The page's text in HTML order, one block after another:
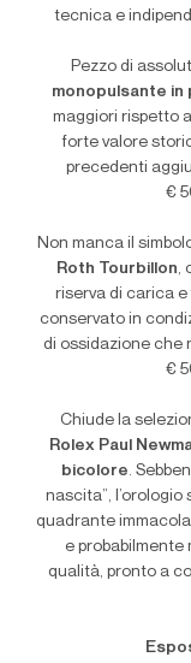
tecnica e
Pezzo di
monopulsante in
maggiori rispetto
forte valore
precedenti
€
Non manca il
Roth Tourbillon,
riserva di carica
conservato in
di ossidazione che
€
Chiude la
Rolex Paul
bicolore.
nascita”,
quadrante
e probabilmente
qualità, pronto a